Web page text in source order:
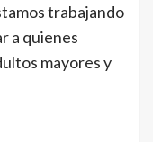
trabajando
a quienes
mayores y